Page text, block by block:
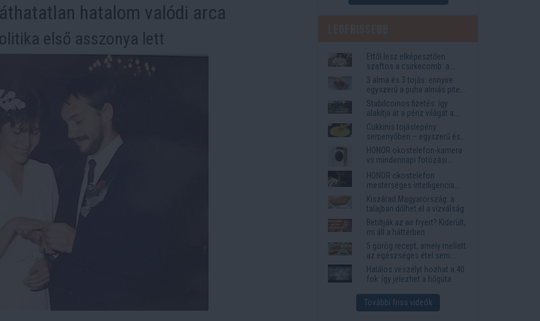
hatalom valódi arca
első asszonya lett
Ettől lesz elképesztően
szaftos a csirkecomb: a
sörös pác a titok
3 alma és 3 tojás: ennyire
egyszerű a puha almás pite
titka
Stabilcoinos fizetés: így
alakítja át a pénz világát a
Visa, a Mastercard és a
Western Union
Cukkinis tojáslepény
serpenyőben – egyszerű és
laktató vacsora
HONOR okostelefon-kamera
vs mindennapi fotózási
igények
HONOR okostelefon
mesterséges intelligencia
funkciók, amelyek
megkönnyítik az életet
Kiszárad Magyarország: a
talajban dőlhet el a vízválság
Betiltják az air fryert? Kiderült,
mi áll a háttérben
5 görög recept, amely mellett
az egészséges étel sem
tűnik lemondásnak
Halálos veszélyt hozhat a 40
fok: így jelezhet a hőguta
További friss videók